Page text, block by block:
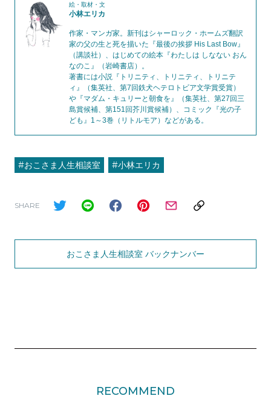
絵・取材・文
小林エリカ
作家・マンガ家。新刊はシャーロック・ホームズ翻訳
家の父の生と死を描いた『最後の挨拶 His Last Bow』
（講談社）、はじめての絵本『わたしは しなない おん
なのこ』（岩崎書店）。
著書には小説『トリニティ、トリニティ、トリニテ
ィ』（集英社、第7回鉄犬ヘテロトビア文学賞受賞）
や『マダム・キュリーと朝食を』（集英社、第27回三
島賞候補、第151回芥川賞候補）、コミック『光の子
ども』1～3巻（リトルモア）などがある。
#おこさま人生相談室 #小林エリカ
SHARE
おこさま人生相談室 バックナンバー
RECOMMEND